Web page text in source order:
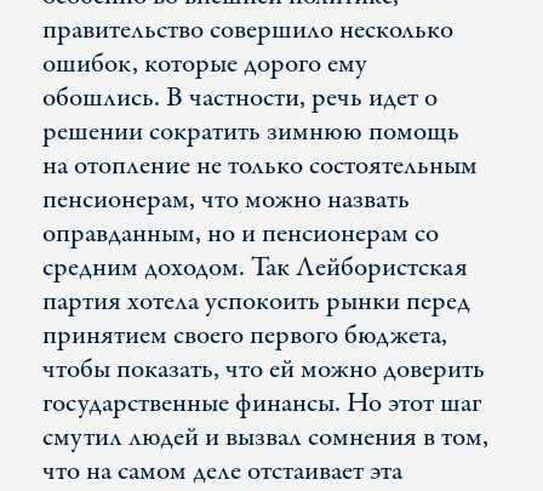
правительство совершило несколько
ошибок, которые дорого ему
обошлись. В частности, речь идет о
решении сократить зимнюю помощь
на отопление не только состоятельным
пенсионерам, что можно назвать
оправданным, но и пенсионерам со
средним доходом. Так Лейбористская
партия хотела успокоить рынки перед
принятием своего первого бюджета,
чтобы показать, что ей можно доверить
государственные финансы. Но этот шаг
смутил людей и вызвал сомнения в том,
что на самом деле отстаивает эта